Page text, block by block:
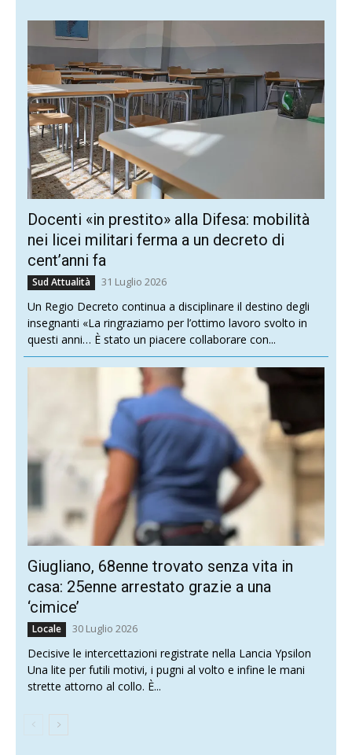
Docenti «in prestito» alla Difesa: mobilità
nei licei militari ferma a un decreto di
cent’anni fa
Sud Attualità 31 Luglio 2026
Un Regio Decreto continua a disciplinare il destino degli
insegnanti «La ringraziamo per l’ottimo lavoro svolto in
questi anni… È stato un piacere collaborare con...
Giugliano, 68enne trovato senza vita in
casa: 25enne arrestato grazie a una
‘cimice’
Locale 30 Luglio 2026
Decisive le intercettazioni registrate nella Lancia Ypsilon
Una lite per futili motivi, i pugni al volto e infine le mani
strette attorno al collo. È...